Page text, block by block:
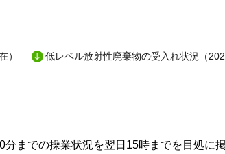
）
低レベル放射性廃棄物の受入れ状況（
までの操業状況を翌日15時までを目処に